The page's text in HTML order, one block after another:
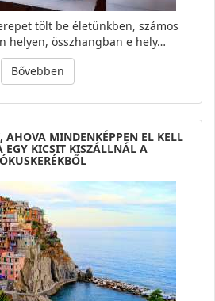
tölt be életünkben, számos
helyen, összhangban e hely…
Bővebben
AHOVA MINDENKÉPPEN EL KELL
EGY KICSIT KISZÁLLNÁL A